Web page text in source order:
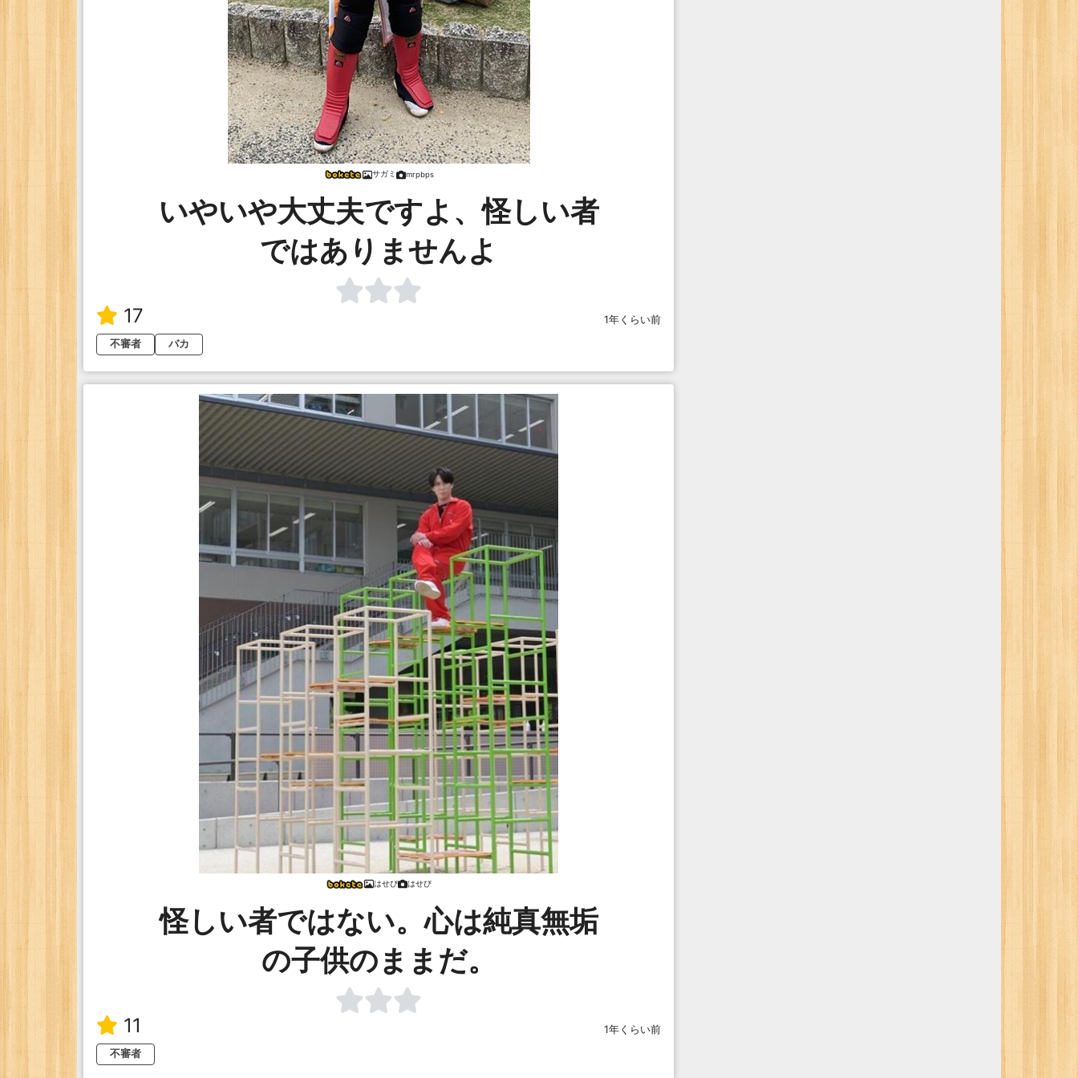
サガミ mrpbps
いやいや大丈夫ですよ、怪しい者
ではありませんよ
17
1年くらい前
不審者
バカ
はせぴ はせぴ
怪しい者ではない。心は純真無垢
の子供のままだ。
11
1年くらい前
不審者